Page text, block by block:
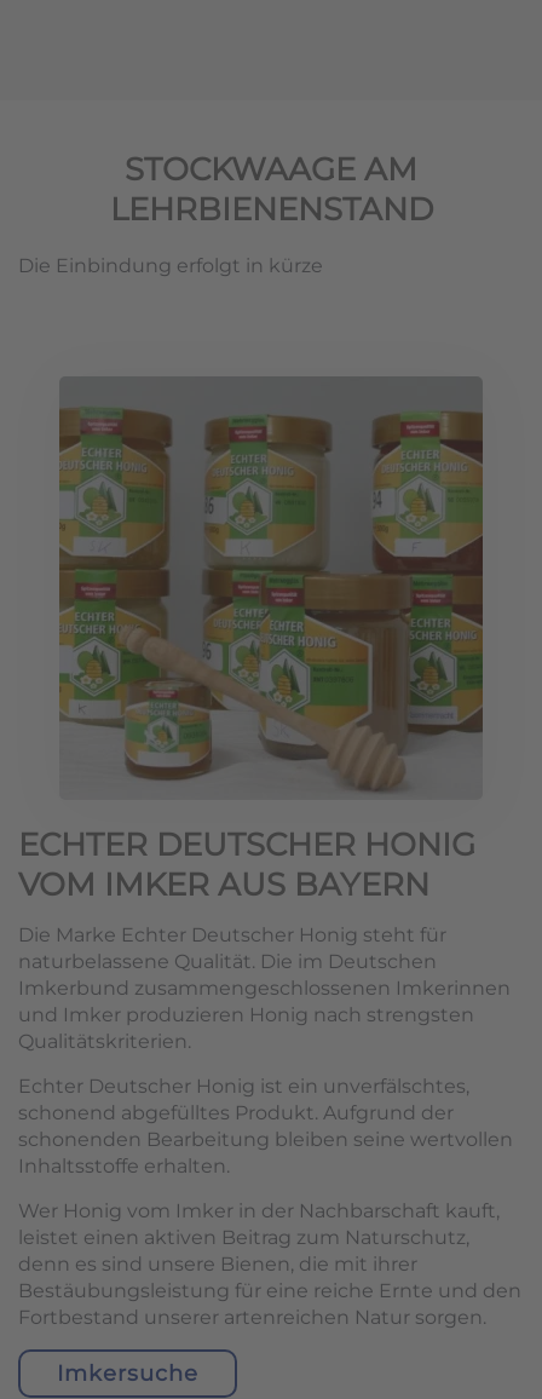
STOCKWAAGE AM
LEHRBIENENSTAND
Die Einbindung erfolgt in kürze
ECHTER DEUTSCHER HONIG
VOM IMKER AUS BAYERN
Die Marke Echter Deutscher Honig steht für
naturbelassene Qualität. Die im Deutschen
Imkerbund zusammengeschlossenen Imkerinnen
und Imker produzieren Honig nach strengsten
Qualitätskriterien.
Echter Deutscher Honig ist ein unverfälschtes,
schonend abgefülltes Produkt. Aufgrund der
schonenden Bearbeitung bleiben seine wertvollen
Inhaltsstoffe erhalten.
Wer Honig vom Imker in der Nachbarschaft kauft,
leistet einen aktiven Beitrag zum Naturschutz,
denn es sind unsere Bienen, die mit ihrer
Bestäubungsleistung für eine reiche Ernte und den
Fortbestand unserer artenreichen Natur sorgen.
Imkersuche